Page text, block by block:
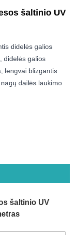
šaltinio UV
didelės galios
didelės galios
lengvai blizgantis
dailės laukimo
šaltinio UV